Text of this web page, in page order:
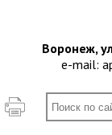
Воронеж,
e-mail: